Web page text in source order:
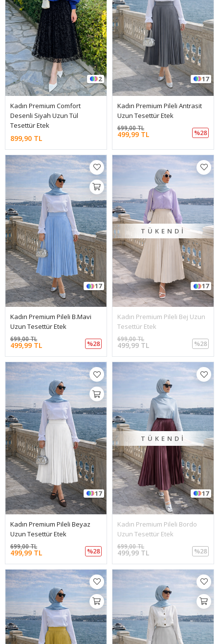
2
Kadın Premium Comfort
Desenli Siyah Uzun Tül
Tesettür Etek
899,90 TL
17
Kadın Premium Pileli Antrasit
Uzun Tesettür Etek
499,99 TL
699,00 TL
%28
17
Kadın Premium Pileli B.Mavi
Uzun Tesettür Etek
499,99 TL
699,00 TL
%28
TÜKENDI
17
Kadın Premium Pileli Bej Uzun
Tesettür Etek
499,99 TL
699,00 TL
%28
17
Kadın Premium Pileli Beyaz
Uzun Tesettür Etek
499,99 TL
699,00 TL
%28
TÜKENDI
17
Kadın Premium Pileli Bordo
Uzun Tesettür Etek
499,99 TL
699,00 TL
%28